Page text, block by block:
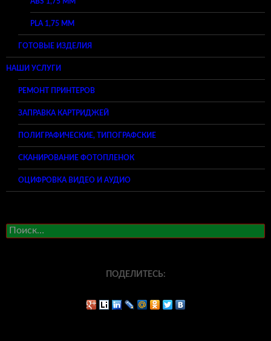
PLA 1,75 ММ
ГОТОВЫЕ ИЗДЕЛИЯ
НАШИ УСЛУГИ
РЕМОНТ ПРИНТЕРОВ
ЗАПРАВКА КАРТРИДЖЕЙ
ПОЛИГРАФИЧЕСКИЕ, ТИПОГРАФСКИЕ
СКАНИРОВАНИЕ ФОТОПЛЕНОК
ОЦИФРОВКА ВИДЕО И АУДИО
Найти:
ПОДЕЛИТЕСЬ: